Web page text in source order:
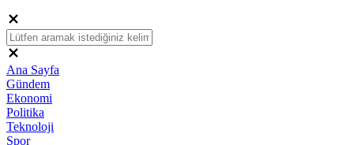
Ana Sayfa
Gündem
Ekonomi
Politika
Teknoloji
Spor